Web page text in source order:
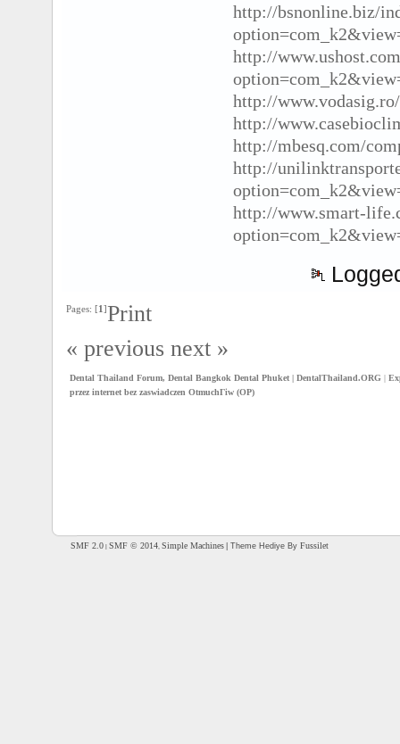
http://bsnonline.biz/
http://
http://
http://
http://mbesq.com/
http://
http://www.smart-
Print
Pages: [1]
« previous next »
Dental Thailand Forum, Dental Bangkok Dental Phuket | DentalThailand.ORG |
przez internet bez zaswiadczen OtmuchГіw (OP)
SMF 2.0 | SMF © 2014 Simple Machines | Theme Hediye By Fussilet